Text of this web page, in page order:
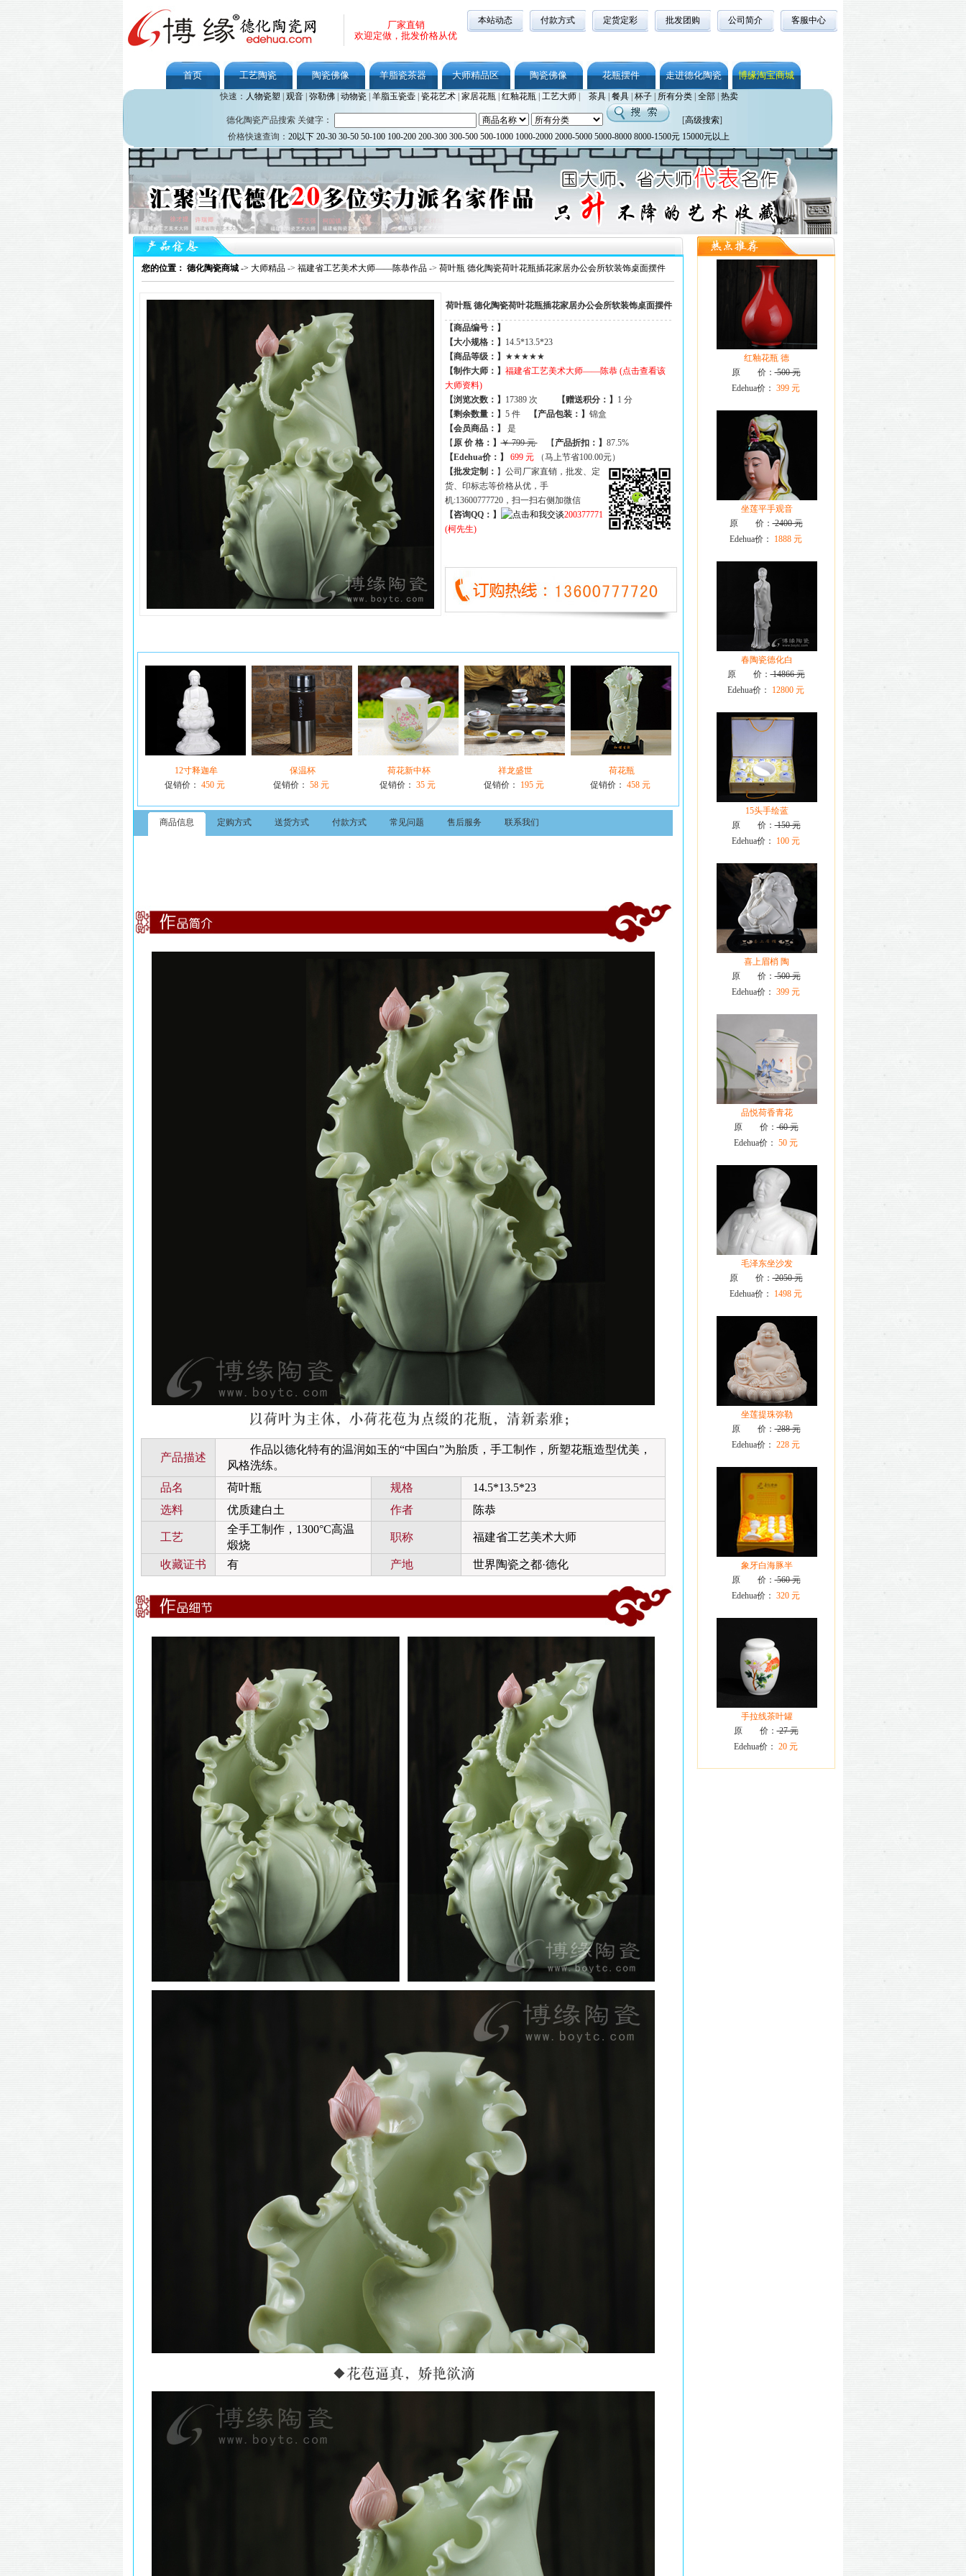
厂家直销
欢迎定做，批发价格从优
本站动态 付款方式 定货定彩 批发团购 公司简介 客服中心
首页 工艺陶瓷 陶瓷佛像 羊脂瓷茶器 大师精品区 陶瓷佛像 花瓶摆件 走进德化陶瓷 博缘淘宝商城
快速： 人物瓷塑 观音| 弥勒佛| 动物瓷| 羊脂玉瓷壶| 瓷花艺术| 家居花瓶| 红釉花瓶| 工艺大师| 茶具| 餐具| 杯子| 所有分类| 全部| 热卖
德化陶瓷产品搜索 关健字： [高级搜索]
价格快速查询： 20以下 20-30 30-50 50-100 100-200 200-300 300-500 500-1000 1000-2000 2000-5000 5000-8000 8000-1500元 15000元以上
您的位置： 德化陶瓷商城 -> 大师精品 -> 福建省工艺美术大师——陈恭作品 -> 荷叶瓶 德化陶瓷荷叶花瓶插花家居办公会所软装饰桌面摆件
荷叶瓶 德化陶瓷荷叶花瓶插花家居办公会所软装饰桌面摆件
【商品编号：】
【大小规格：】
14.5*13.5*23
【商品等级：】
★★★★★
【制作大师：】 福建省工艺美术大师——陈恭 (点击查看该
大师资料)
【浏览次数：】 17389 次 【赠送积分：】
1 分
【剩余数量：】 5 件【产品包装：】 锦盒
【会员商品： 】
是
【 原 价 格： 】￥ 799 元【 产品折扣： 】 87.5%
【Edehua价：】
699 元
（马上节省100.00元）
【批发定制： 】公司厂家直销，批发、定
货、印标志等价格从优，手
机:13600777720，扫一扫右侧加微信
【咨询QQ：】
200377771
(柯先生)
12寸释迦牟
促销价： 450 元
保温杯
促销价： 58 元
荷花新中杯
促销价： 35 元
祥龙盛世
促销价：
195 元
荷花瓶
促销价： 458 元
商品信息 定购方式 送货方式 付款方式 常见问题 售后服务 联系我们
产品描述
作品以德化特有的温润如玉的“中国白”为胎质，手工制作，所塑花瓶造型优美，
风格洗练。
品名
荷叶瓶 规格
14.5*13.5*23
选料
优质建白土 作者 陈恭
工艺
全手工制作，1300°C高温
煅烧
职称 福建省工艺美术大师
收藏证书 有 产地 世界陶瓷之都·德化
红釉花瓶 德
原 价：500 元
Edehua价： 399 元
坐莲平手观音
原 价：2400 元
Edehua价：
1888 元
春陶瓷德化白
原 价：14866 元
Edehua价：
12800 元
15头手绘蓝
原 价：150 元
Edehua价：
100 元
喜上眉梢 陶
原 价：500 元
Edehua价： 399 元
品悦荷香青花
原 价：60 元
Edehua价： 50 元
毛泽东坐沙发
原 价：2050 元
Edehua价：
1498 元
坐莲提珠弥勒
原 价：288 元
Edehua价： 228 元
象牙白海豚半
原 价：560 元
Edehua价： 320 元
手拉线茶叶罐
原 价：27 元
Edehua价： 20 元